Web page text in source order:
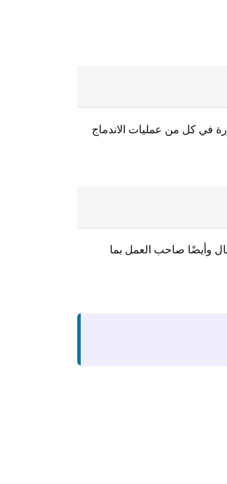
في كل من عمليات الاندماج
وأيضًا صاحب العمل بما